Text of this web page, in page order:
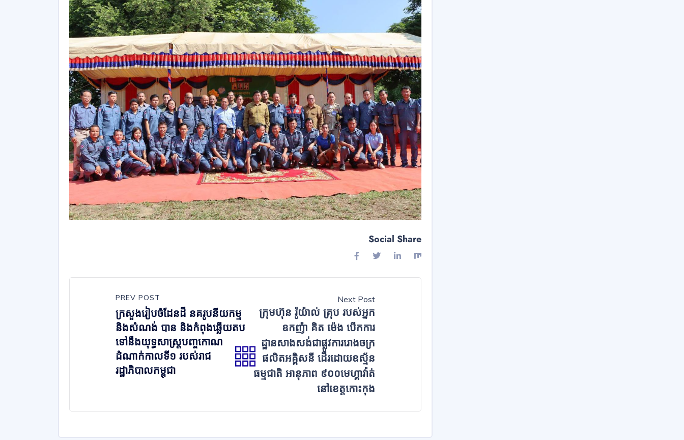
Social Share
PREV POST
ក្រសួងរៀបចំដែនដី នគរូបនីយកម្ម
និងសំណង់ បាន និងកំពុងឆ្លើយតប
ទៅនឹងយុទ្ធសាស្ត្របញ្ចកោណ
ដំណាក់កាលទី១ របស់រាជ
រដ្ឋាភិបាលកម្ពុជា
Next Post
ក្រុមហ៊ុន រ៉ូយ៉ាល់ គ្រុប របស់អ្នក
ឧកញ៉ា គិត ម៉េង បើកការ
ដ្ឋានសាងសង់ជាផ្លូវការរោងចក្រ
ផលិតអគ្គិសនី ដើរដោយឧស្ម័ន
ធម្មជាតិ អានុភាព ៩០០មេហ្គាវ៉ាត់
នៅខេត្តកោះកុង